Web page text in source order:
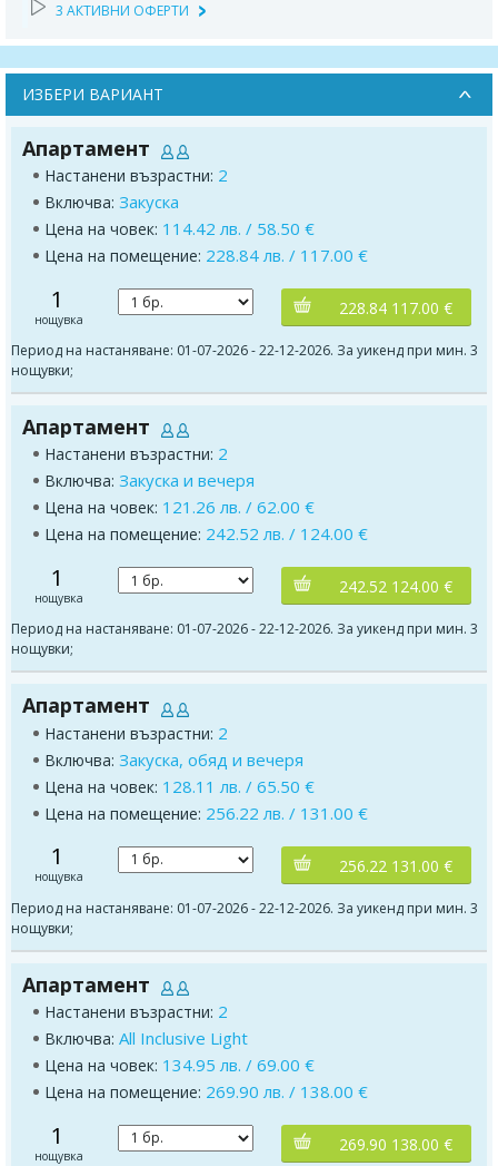
3 АКТИВНИ ОФЕРТИ
ИЗБЕРИ ВАРИАНТ
Апартамент
Настанени възрастни: 2
Включва: Закуска
Цена на човек: 114.42 лв. / 58.50 €
Цена на помещение: 228.84 лв. / 117.00 €
1
нощувка
228.84 117.00 €
Период на настаняване: 01-07-2026 - 22-12-2026. За уикенд при мин. 3
нощувки;
Апартамент
Настанени възрастни: 2
Включва: Закуска и вечеря
Цена на човек: 121.26 лв. / 62.00 €
Цена на помещение: 242.52 лв. / 124.00 €
1
нощувка
242.52 124.00 €
Период на настаняване: 01-07-2026 - 22-12-2026. За уикенд при мин. 3
нощувки;
Апартамент
Настанени възрастни: 2
Включва: Закуска, обяд и вечеря
Цена на човек: 128.11 лв. / 65.50 €
Цена на помещение: 256.22 лв. / 131.00 €
1
нощувка
256.22 131.00 €
Период на настаняване: 01-07-2026 - 22-12-2026. За уикенд при мин. 3
нощувки;
Апартамент
Настанени възрастни: 2
Включва: All Inclusive Light
Цена на човек: 134.95 лв. / 69.00 €
Цена на помещение: 269.90 лв. / 138.00 €
1
нощувка
269.90 138.00 €